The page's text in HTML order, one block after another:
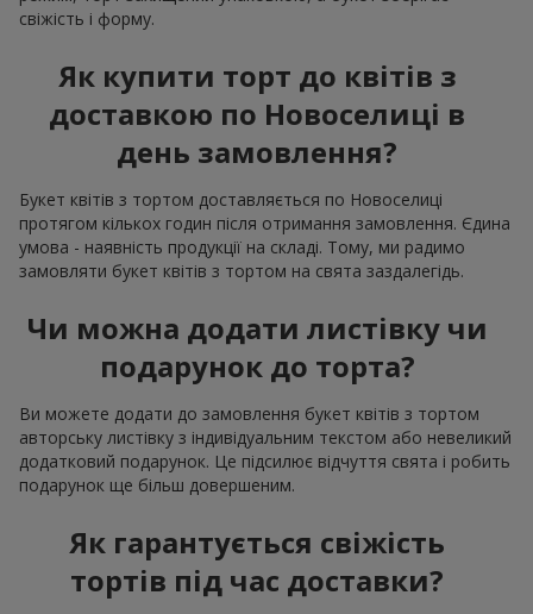
свіжість і форму.
Як купити торт до квітів з
доставкою по Новоселиці в
день замовлення?
Букет квітів з тортом доставляється по Новоселиці
протягом кількох годин після отримання замовлення. Єдина
умова - наявність продукції на складі. Тому, ми радимо
замовляти букет квітів з тортом на свята заздалегідь.
Чи можна додати листівку чи
подарунок до торта?
Ви можете додати до замовлення букет квітів з тортом
авторську листівку з індивідуальним текстом або невеликий
додатковий подарунок. Це підсилює відчуття свята і робить
подарунок ще більш довершеним.
Як гарантується свіжість
тортів під час доставки?